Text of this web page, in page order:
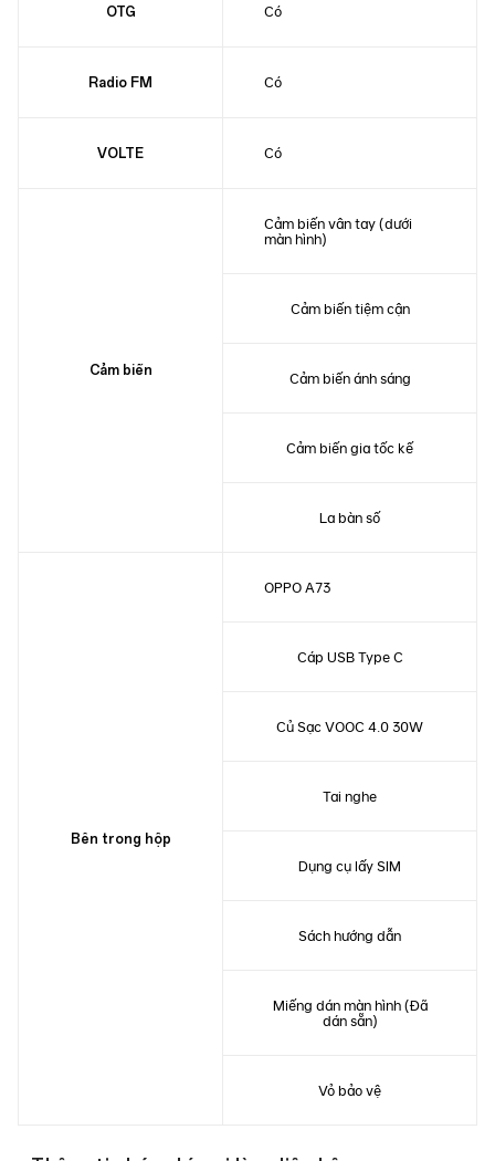
OTG Có
Radio FM Có
VOLTE Có
Cảm biến
Cảm biến vân tay (dưới
màn hình)
Cảm biến tiệm cận
Cảm biến ánh sáng
Cảm biến gia tốc kế
La bàn số
Bên trong hộp
OPPO A73
Cáp USB Type C
Củ Sạc VOOC 4.0 30W
Tai nghe
Dụng cụ lấy SIM
Sách hướng dẫn
Miếng dán màn hình (Đã
dán sẵn)
Vỏ bảo vệ